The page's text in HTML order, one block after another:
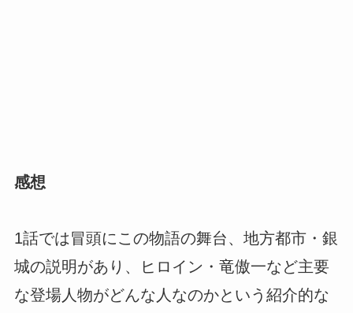
感想
1話では冒頭にこの物語の舞台、地方都市・銀
城の説明があり、ヒロイン・竜傲一など主要
な登場人物がどんな人なのかという紹介的な